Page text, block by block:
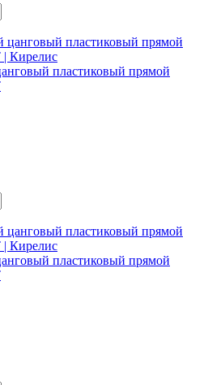
пластиковый прямой
пластиковый прямой